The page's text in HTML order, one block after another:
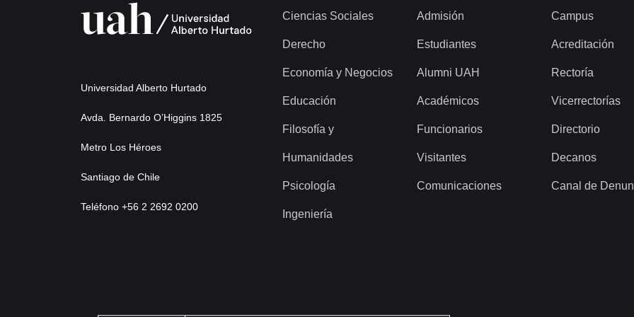
Universidad Alberto Hurtado
Avda. Bernardo O’Higgins 1825
Metro Los Héroes
Santiago de Chile
Teléfono +56 2 2692 0200
Ciencias Sociales
Derecho
Economía y Negocios
Educación
Filosofía y
Humanidades
Psicología
Ingeniería
Admisión
Estudiantes
Alumni UAH
Académicos
Funcionarios
Visitantes
Comunicaciones
Campus
Acreditación
Rectoría
Vicerrectorías
Directorio
Decanos
Canal de